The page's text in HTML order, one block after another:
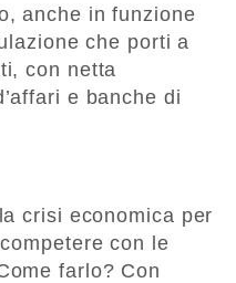
anche in funzione
che porti a
con netta
e banche di
crisi economica per
con le
farlo? Con